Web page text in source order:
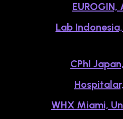
Lab
CPhI
WHX Miami,